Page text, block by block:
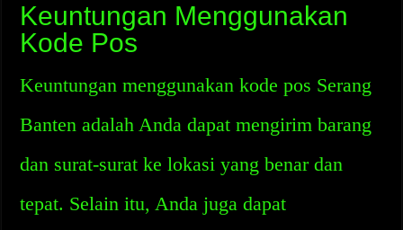
Keuntungan Menggunakan
Kode Pos
Keuntungan menggunakan kode pos Serang
Banten adalah Anda dapat mengirim barang
dan surat-surat ke lokasi yang benar dan
tepat. Selain itu, Anda juga dapat